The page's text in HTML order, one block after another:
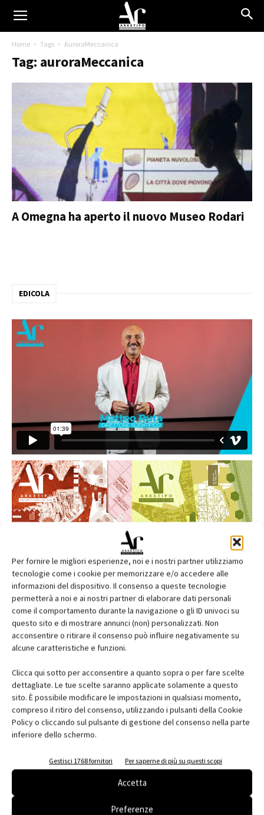
Per fornire le migliori esperienze, noi e i nostri partner utilizziamo
tecnologie come i cookie per memorizzare e/o accedere alle
informazioni del dispositivo. Il consenso a queste tecnologie
permetterà a noi e ai nostri partner di elaborare dati personali
come il comportamento durante la navigazione o gli ID univoci su
questo sito e di mostrare annunci (non) personalizzati. Non
acconsentire o ritirare il consenso può influire negativamente su
alcune caratteristiche e funzioni.
Clicca qui sotto per acconsentire a quanto sopra o per fare scelte
dettagliate. Le tue scelte saranno applicate solamente a questo
sito. È possibile modificare le impostazioni in qualsiasi momento,
compreso il ritiro del consenso, utilizzando i pulsanti della Cookie
Policy o cliccando sul pulsante di gestione del consenso nella parte
inferiore dello schermo.
Gestisci 1768 fornitori Per saperne di più su questi scopi
Accetta
Preferenze
Home Tags AuroraMeccanica
Tag: auroraMeccanica
A Omegna ha aperto il nuovo Museo Rodari
EDICOLA
Edicola web
Iscriviti alla newsletter
EVENTI